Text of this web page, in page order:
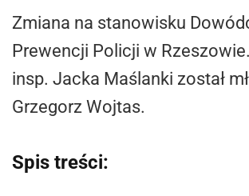
Zmiana na stanowisku
Prewencji Policji w
insp. Jacka Maślanki został
Grzegorz Wojtas.
Spis treści: